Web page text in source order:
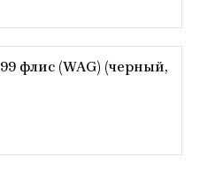
флис (WAG) (черный,